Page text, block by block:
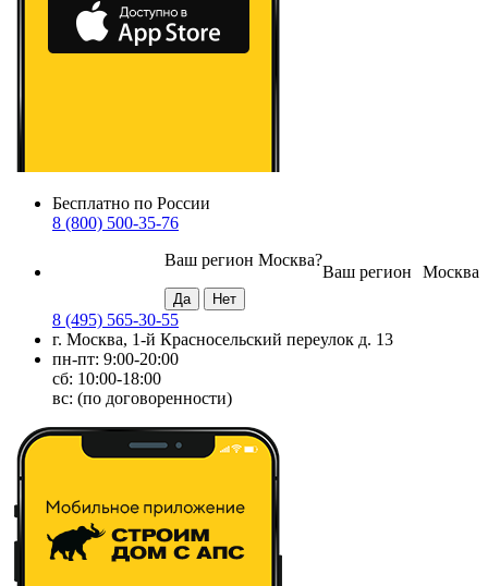
Бесплатно по России
8 (800) 500-35-76
Москва
Ваш регион
Ваш регион Москва?
8 (495) 565-30-55
г. Москва, 1-й Красносельский переулок д. 13
пн-пт: 9:00-20:00
сб: 10:00-18:00
вс: (по договоренности)